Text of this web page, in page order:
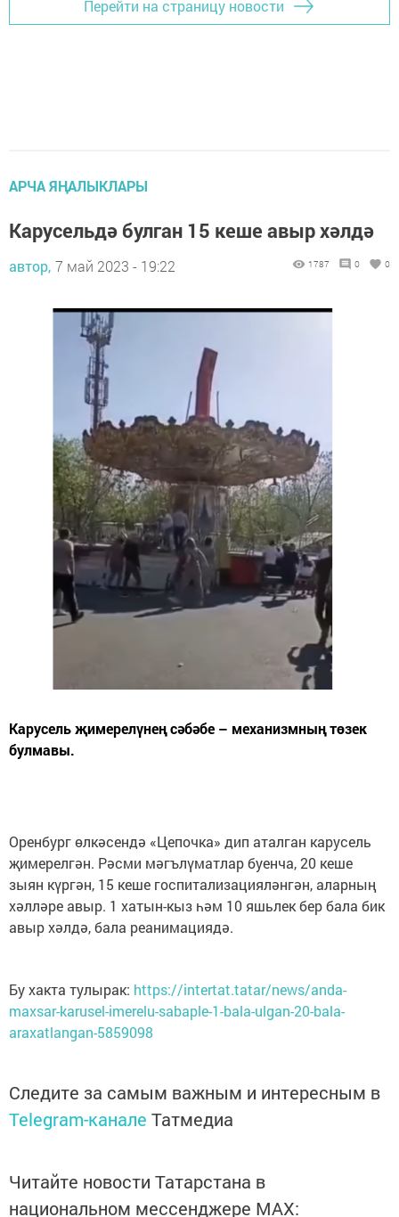
Перейти на страницу новости
АРЧА ЯҢАЛЫКЛАРЫ
Карусельдә булган 15 кеше авыр хәлдә
автор, 7 май 2023 - 19:22 1787 0 0
Карусель җимерелүнең сәбәбе – механизмның төзек
булмавы.
Оренбург өлкәсендә «Цепочка» дип аталган карусель
җимерелгән. Рәсми мәгълүматлар буенча, 20 кеше
зыян күргән, 15 кеше госпитализацияләнгән, аларның
хәлләре авыр. 1 хатын-кыз һәм 10 яшьлек бер бала бик
авыр хәлдә, бала реанимациядә.
Бу хакта тулырак: https://intertat.tatar/news/anda-
maxsar-karusel-imerelu-sabaple-1-bala-ulgan-20-bala-
araxatlangan-5859098
Следите за самым важным и интересным в
Telegram-канале Татмедиа
Читайте новости Татарстана в
национальном мессенджере MАХ: